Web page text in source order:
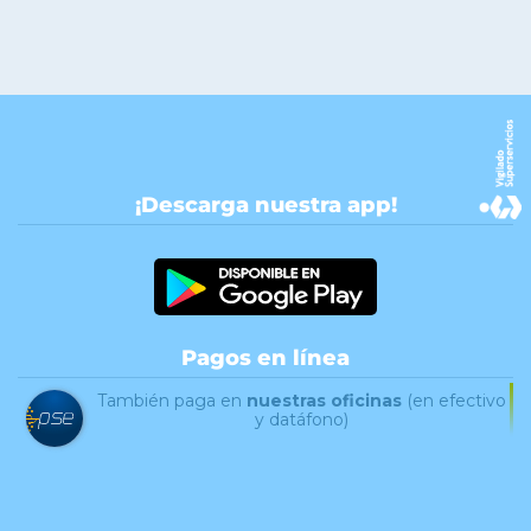
¡Descarga nuestra app!
Pagos en línea
También paga en nuestras oficinas(en efectivo
y datáfono)